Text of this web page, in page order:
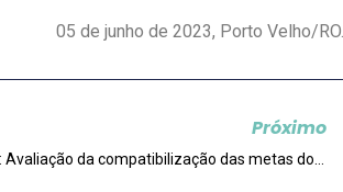
05 de junho de 2023, Porto Velho/RO.
Próximo